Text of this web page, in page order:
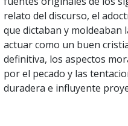
relato del discurso, el
que dictaban y moldeaban
actuar como un buen
definitiva, los aspectos
por el pecado y las
duradera e influyente